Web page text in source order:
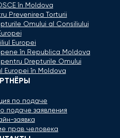
în Moldova
Prevenirea Torturii
Omului al Consiliului
Europei
în Republica Moldova
Drepturile Omului
Europei în Moldova
по подаче
подаче заявления
заявка
прав человека